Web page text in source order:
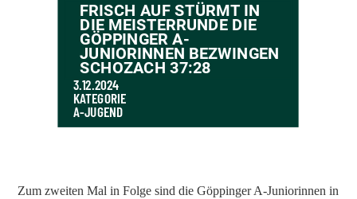
FRISCH AUF STÜRMT IN
DIE MEISTERRUNDE DIE
GÖPPINGER A-
JUNIORINNEN BEZWINGEN
SCHOZACH 37:28
3.12.2024
KATEGORIE
A-JUGEND
Zum zweiten Mal in Folge sind die Göppinger A-Juniorinnen in